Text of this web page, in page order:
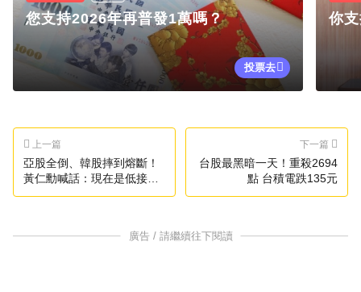
您支持2026年再普發1萬嗎？
投票去
你
上一篇
亞股全倒、韓股摔到熔斷！
黃仁勳喊話：現在是低接好
時機
下一篇
台股最黑暗一天！重殺2694
點 台積電跌135元
廣告 / 請繼續往下閱讀